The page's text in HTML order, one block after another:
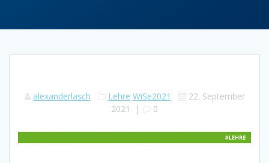
alexanderlasch Lehre WiSe2021
22. September
2021
| 0